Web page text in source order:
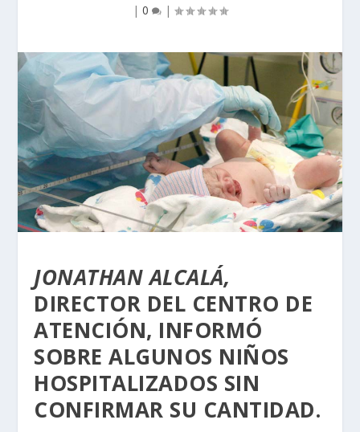
| 0 |
JONATHAN ALCALÁ,
DIRECTOR DEL CENTRO DE
ATENCIÓN, INFORMÓ
SOBRE ALGUNOS NIÑOS
HOSPITALIZADOS SIN
CONFIRMAR SU CANTIDAD.